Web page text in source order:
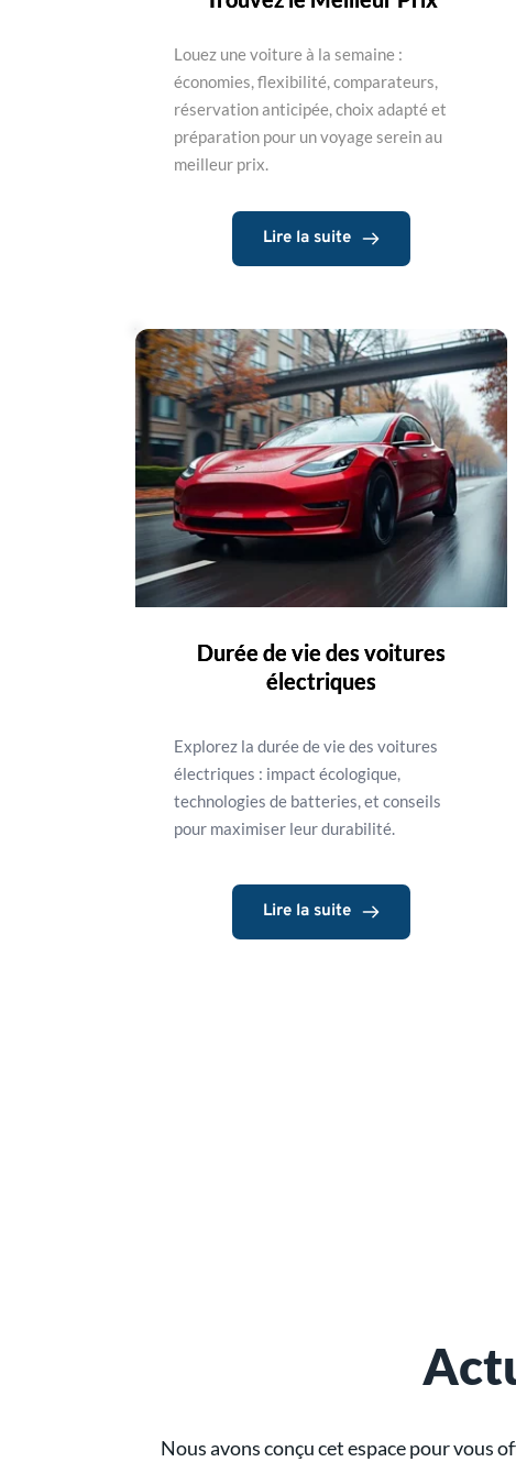
Louez une voiture à la semaine :
économies, flexibilité, comparateurs,
réservation anticipée, choix adapté et
préparation pour un voyage serein au
meilleur prix.
Lire la suite
Durée de vie des voitures
électriques
Explorez la durée de vie des voitures
électriques : impact écologique,
technologies de batteries, et conseils
pour maximiser leur durabilité.
Lire la suite
Nous avons conçu cet espace pour vous